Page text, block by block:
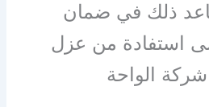
ذلك في ضمان
استفادة من عزل
الواحة